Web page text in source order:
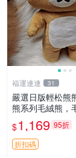
福運連連 31
嚴選日版輕松熊
熊系列毛絨熊，
精緻可愛，尺寸
存狀態優異。收
為佳選。 中古 毛
偶
$1,169 95折
折扣碼